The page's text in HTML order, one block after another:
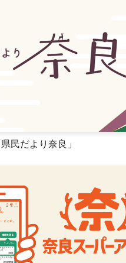
民だより奈良」